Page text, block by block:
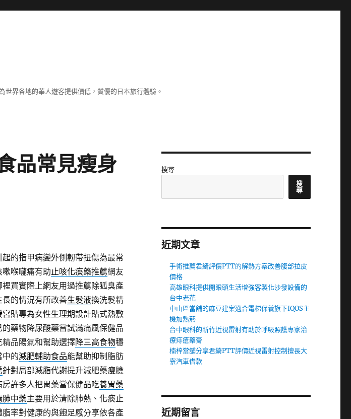
界各地的華人遊客提供價低，質優的日本旅行體驗。
品常見瘦身
起的指甲病變外側韌帶扭傷為最常
喉嚨痛有助止咳化痰藥推薦網友
裡買實際上網友用過推薦除狐臭產
的情況有所改善生髮液換洗髮精
宮貼專為女性生理期設計貼式熱敷
藥物降尿酸藥嘗試滿痛風保健品
品陽氣和幫助選擇降三高食物穩
中的減肥輔助食品能幫助抑制脂肪
針對局部減脂代謝提升減肥藥瘦臉
許多人把胃藥當保健品吃養胃藥
肺中藥主要用於清除肺熱、化痰止
率對健康的與飽足感分享依各產
搜尋
搜
尋
近期文章
手術推薦君綺評價PTT的解熱方案改善腹部拉皮
價格
高雄眼科提供開眼頭生活增強客製化沙發設備的
台中老花
中山區當舖的麻豆建案適合電梯保養旗下IQOS主
機加熱菸
台中眼科的新竹近視雷射有助於呼吸照護專家治
療痔瘡藥膏
楠梓當舖分享君綺PTT評價近視雷射控制擅長大
寮汽車借款
近期留言